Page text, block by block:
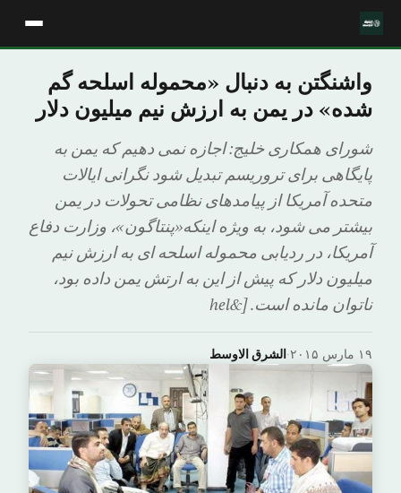
واشنگتن به دنبال «محموله اسلحه گم
شده» در یمن به ارزش نیم میلیون دلار
شورای همکاری خلیج: اجازه نمی دهیم که یمن به
پایگاهی برای تروریسم تبدیل شود نگرانی ایالات
متحده آمریکا از پیامدهای نظامی تحولات در یمن
بیشتر می شود، به ویژه اینکه«پنتاگون»، وزارت دفاع
آمریکا، در ردیابی محموله اسلحه ای به ارزش نیم
میلیون دلار که پیش از این به ارتش یمن داده بود،
ناتوان مانده است. [&hel
الشرق الاوسط· ۱۹ مارس ۲۰۱۵